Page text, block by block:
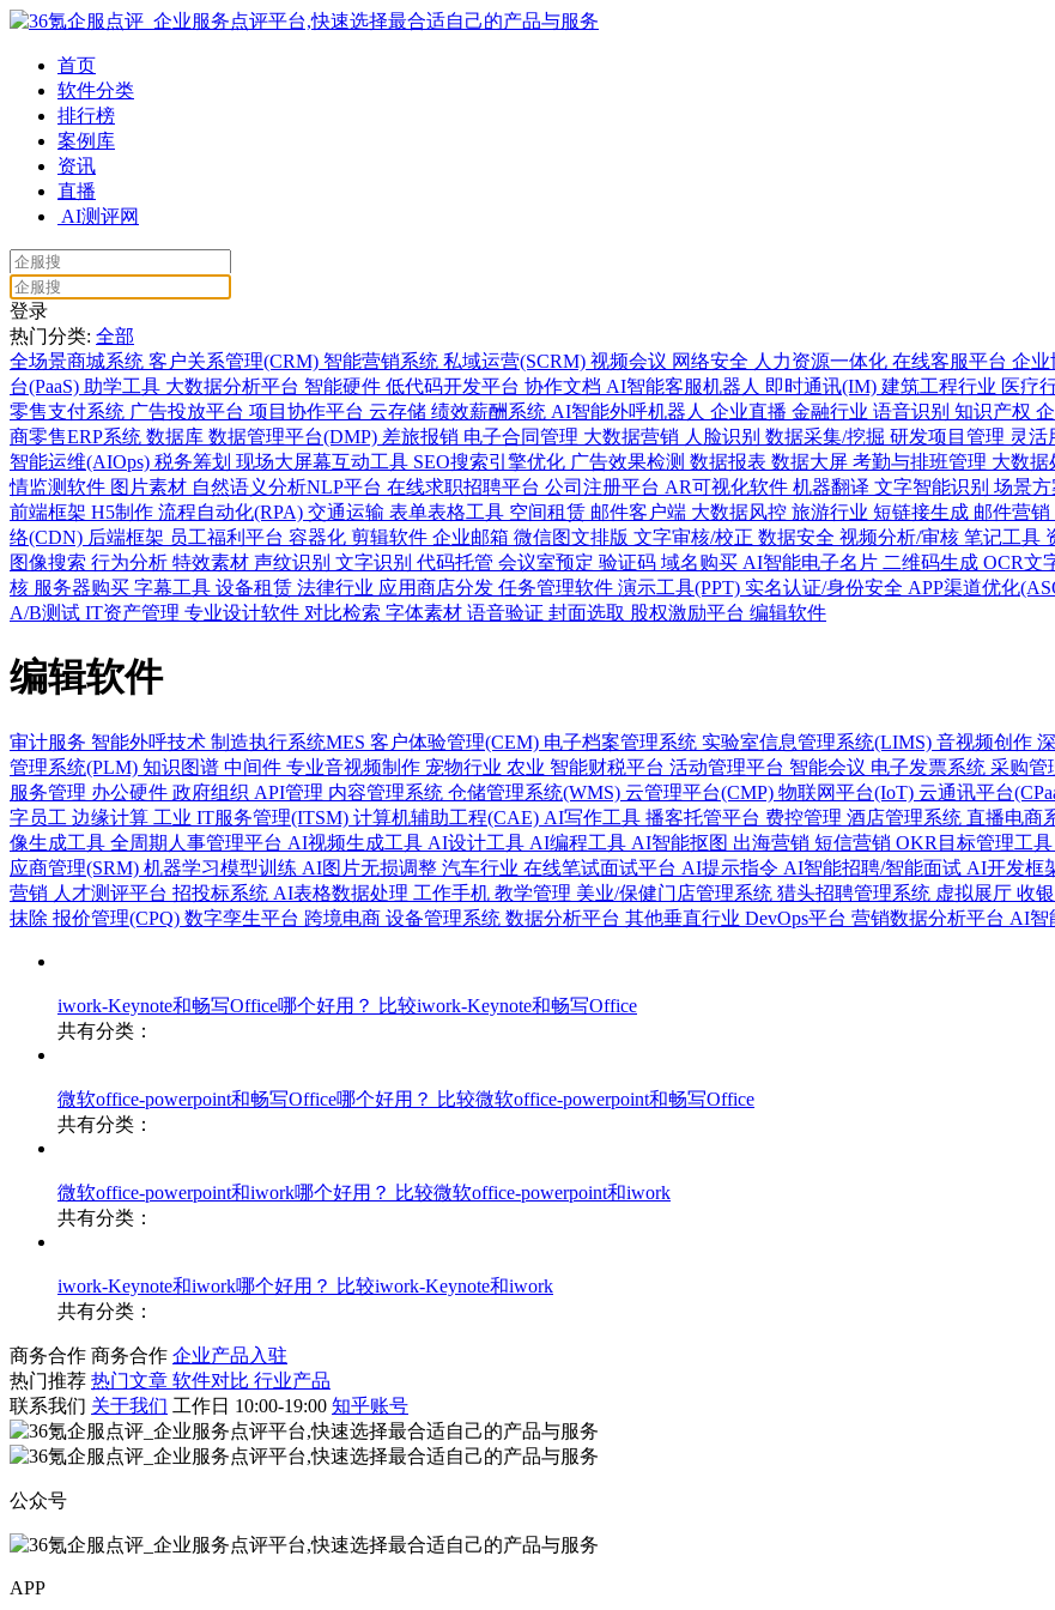
首页
软件分类
排行榜
案例库
资讯
直播
AI测评网
登录
热门分类: 全部
全场景商城系统 客户关系管理(CRM) 智能营销系统 私域运营(SCRM) 视频会议 网络安全 人力资源一体化 在线客服平台 企业
台(PaaS) 助学工具 大数据分析平台 智能硬件 低代码开发平台 协作文档 AI智能客服机器人 即时通讯(IM) 建筑工程行业 医疗
零售支付系统 广告投放平台 项目协作平台 云存储 绩效薪酬系统 AI智能外呼机器人 企业直播 金融行业 语音识别 知识产权
商零售ERP系统 数据库 数据管理平台(DMP) 差旅报销 电子合同管理 大数据营销 人脸识别 数据采集/挖掘 研发项目管理 灵活
智能运维(AIOps) 税务筹划 现场大屏幕互动工具 SEO搜索引擎优化 广告效果检测 数据报表 数据大屏 考勤与排班管理 大数据
情监测软件 图片素材 自然语义分析NLP平台 在线求职招聘平台 公司注册平台 AR可视化软件 机器翻译 文字智能识别 场景方
前端框架 H5制作 流程自动化(RPA) 交通运输 表单表格工具 空间租赁 邮件客户端 大数据风控 旅游行业 短链接生成 邮件营销
络(CDN) 后端框架 员工福利平台 容器化 剪辑软件 企业邮箱 微信图文排版 文字审核/校正 数据安全 视频分析/审核 笔记工具
图像搜索 行为分析 特效素材 声纹识别 文字识别 代码托管 会议室预定 验证码 域名购买 AI智能电子名片 二维码生成 OCR文
核 服务器购买 字幕工具 设备租赁 法律行业 应用商店分发 任务管理软件 演示工具(PPT) 实名认证/身份安全 APP渠道优化
A/B测试 IT资产管理 专业设计软件 对比检索 字体素材 语音验证 封面选取 股权激励平台 编辑软件
编辑软件
审计服务 智能外呼技术 制造执行系统MES 客户体验管理(CEM) 电子档案管理系统 实验室信息管理系统(LIMS) 音视频创作
管理系统(PLM) 知识图谱 中间件 专业音视频制作 宠物行业 农业 智能财税平台 活动管理平台 智能会议 电子发票系统 采购管
服务管理 办公硬件 政府组织 API管理 内容管理系统 仓储管理系统(WMS) 云管理平台(CMP) 物联网平台(IoT) 云通讯平台
字员工 边缘计算 工业 IT服务管理(ITSM) 计算机辅助工程(CAE) AI写作工具 播客托管平台 费控管理 酒店管理系统 直播电商
像生成工具 全周期人事管理平台 AI视频生成工具 AI设计工具 AI编程工具 AI智能抠图 出海营销 短信营销 OKR目标管理工具
应商管理(SRM) 机器学习模型训练 AI图片无损调整 汽车行业 在线笔试面试平台 AI提示指令 AI智能招聘/智能面试 AI开发框
营销 人才测评平台 招投标系统 AI表格数据处理 工作手机 教学管理 美业/保健门店管理系统 猎头招聘管理系统 虚拟展厅 收
抹除 报价管理(CPQ) 数字孪生平台 跨境电商 设备管理系统 数据分析平台 其他垂直行业 DevOps平台 营销数据分析平台 AI智
iwork-Keynote和畅写Office哪个好用？ 比较iwork-Keynote和畅写Office
共有分类：
微软office-powerpoint和畅写Office哪个好用？ 比较微软office-powerpoint和畅写Office
共有分类：
微软office-powerpoint和iwork哪个好用？ 比较微软office-powerpoint和iwork
共有分类：
iwork-Keynote和iwork哪个好用？ 比较iwork-Keynote和iwork
共有分类：
商务合作 商务合作 企业产品入驻
热门推荐 热门文章 软件对比 行业产品
联系我们 关于我们 工作日 10:00-19:00 知乎账号
公众号
APP